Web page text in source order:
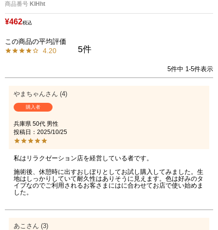
商品番号 KIHht
¥462税込
4.20 5
5件中 1-5件表示
やまちゃん 4
購入者
兵庫県 50代 男性
投稿日
2025/10/25
私はリラクゼーション店を経営している者です。
施術後、休憩時に出すおしぼりとしてお試し購入してみました。生
地はしっかりしていて耐久性はありそうに見えます。色は好みのタ
イプなのでご利用されるお客さまにはに合わせてお店で使い始めま
した。
あこ 3